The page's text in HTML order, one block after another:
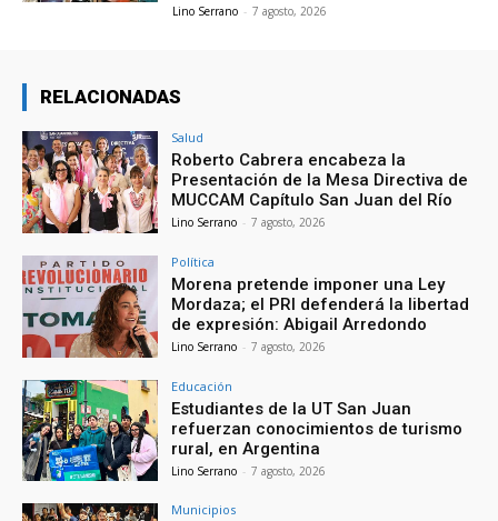
Lino Serrano - 7 agosto, 2026
RELACIONADAS
Salud
Roberto Cabrera encabeza la
Presentación de la Mesa Directiva de
MUCCAM Capítulo San Juan del Río
Lino Serrano - 7 agosto, 2026
Política
Morena pretende imponer una Ley
Mordaza; el PRI defenderá la libertad
de expresión: Abigail Arredondo
Lino Serrano - 7 agosto, 2026
Educación
Estudiantes de la UT San Juan
refuerzan conocimientos de turismo
rural, en Argentina
Lino Serrano - 7 agosto, 2026
Municipios